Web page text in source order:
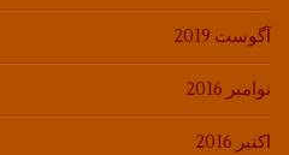
آگوست 2019
نوامبر 2016
اکتبر 2016